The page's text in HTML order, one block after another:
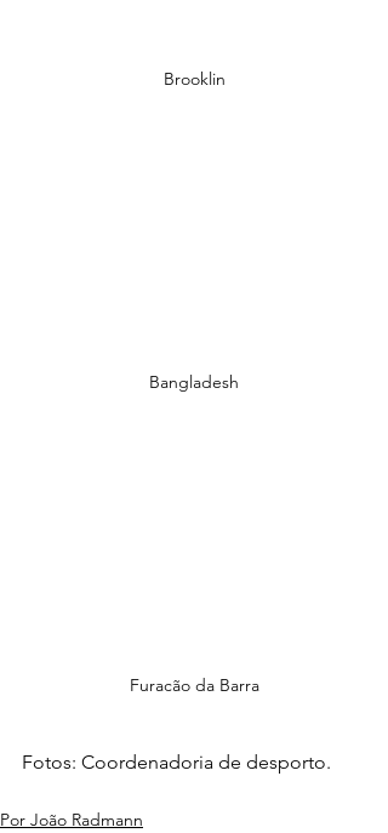
Brooklin
Bangladesh
Furacão da Barra
Fotos: Coordenadoria de desporto.
Por João Radmann